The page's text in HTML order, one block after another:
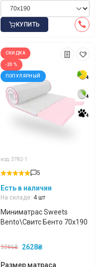
КУПИТЬ
4
4
4
СКИДКА
-20 %
ПОПУЛЯРНЫЙ
код: 3782-1
5
Есть в наличии
На складе: 4 шт
4
4
4
Миниматрас Sweets
Bento\Cвитс Бенто 70x190
3286₴ 2628₴
Размер матраса